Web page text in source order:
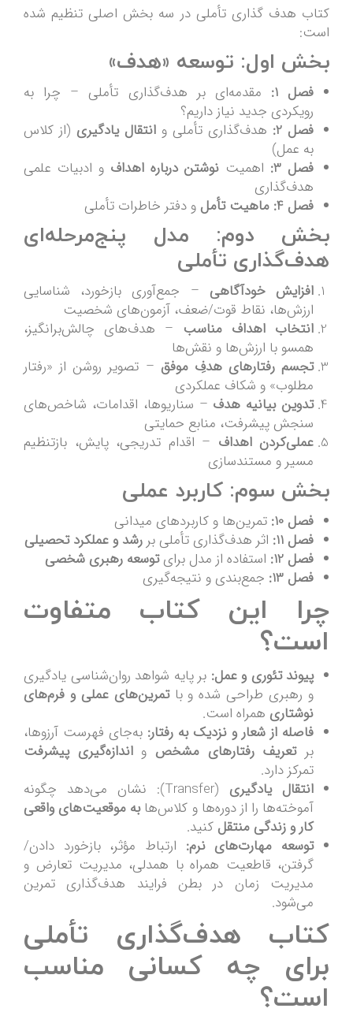
کتاب هدف‌ گذاری تأملی در سه بخش اصلی تنظیم شده
است:
بخش اول: توسعه «هدف»
فصل 1:
مقدمه‌ای بر هدف‌گذاری تأملی – چرا به
رویکردی جدید نیاز داریم؟
فصل 2:
هدف‌گذاری تأملی و انتقال یادگیری (از کلاس
به عمل)
فصل 3:
اهمیت نوشتن درباره اهداف و ادبیات علمی
هدف‌گذاری
فصل 4:
ماهیت تأمل و دفتر خاطرات تأملی
بخش دوم: مدل پنج‌مرحله‌ای
هدف‌گذاری تأملی
افزایش خودآگاهی – جمع‌آوری بازخورد، شناسایی
ارزش‌ها، نقاط قوت/ضعف، آزمون‌های شخصیت
انتخاب اهداف مناسب – هدف‌های چالش‌برانگیز،
همسو با ارزش‌ها و نقش‌ها
تجسم رفتارهای هدفِ موفق – تصویر روشن از «رفتار
مطلوب» و شکاف عملکردی
تدوین بیانیه هدف – سناریوها، اقدامات، شاخص‌های
سنجش پیشرفت، منابع حمایتی
عملی‌کردن اهداف – اقدام تدریجی، پایش، بازتنظیم
مسیر و مستندسازی
بخش سوم: کاربرد عملی
فصل 10:
تمرین‌ها و کاربردهای میدانی
فصل 11:
اثر هدف‌گذاری تأملی بر رشد و عملکرد تحصیلی
فصل 12:
استفاده از مدل برایتوسعه رهبری شخصی
فصل 13:
جمع‌بندی و نتیجه‌گیری
چرا این کتاب متفاوت
است؟
پیوند تئوری و عمل: بر پایه شواهد روان‌شناسی یادگیری
و رهبری طراحی شده و باتمرین‌های عملی و فرم‌های
نوشتاری همراه است.
فاصله از شعار و نزدیک به رفتار: به‌جای فهرست آرزوها،
برتعریف رفتارهای مشخص واندازه‌گیری پیشرفت
تمرکز دارد.
انتقال یادگیری
(Transfer): نشان می‌دهد چگونه
آموخته‌ها را از دوره‌ها و کلاس‌هابه موقعیت‌های واقعی
کار و زندگی منتقل کنید.
توسعه مهارت‌های نرم: ارتباط مؤثر، بازخورد دادن/
گرفتن، قاطعیت همراه با همدلی، مدیریت تعارض و
مدیریت زمان در بطن فرایند هدف‌گذاری تمرین
می‌شود.
کتاب هدف‌گذاری تأملی
برای چه کسانی مناسب
است؟